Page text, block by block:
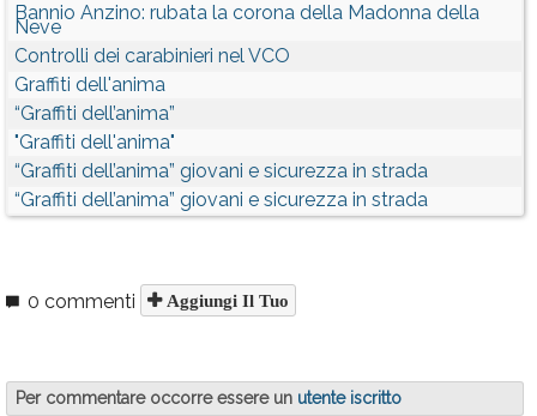
Bannio Anzino: rubata la corona della Madonna della
Neve
Controlli dei carabinieri nel VCO
Graffiti dell'anima
“Graffiti dell’anima”
"Graffiti dell'anima"
“Graffiti dell’anima” giovani e sicurezza in strada
“Graffiti dell’anima” giovani e sicurezza in strada
0 commenti Aggiungi Il Tuo
Per commentare occorre essere un utente iscritto